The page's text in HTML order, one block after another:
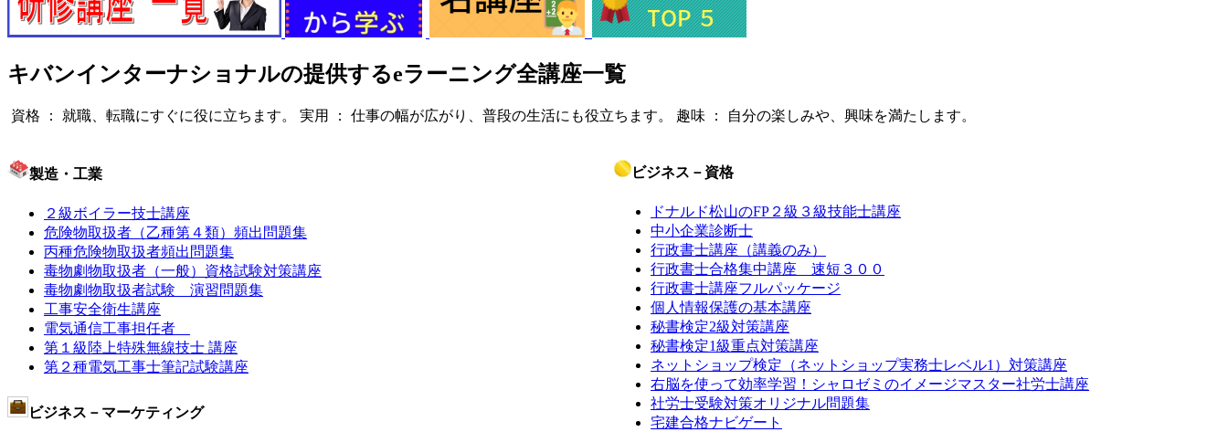
キバンインターナショナルの提供するeラーニング全講座一覧
資格 ： 就職、転職にすぐに役に立ちます。 実用 ： 仕事の幅が広がり、普段の生活にも役立ちます。 趣味 ： 自分の楽しみや、興味を満たします。
製造・工業
２級ボイラー技士講座
危険物取扱者（乙種第４類）頻出問題集
丙種危険物取扱者頻出問題集
毒物劇物取扱者（一般）資格試験対策講座
毒物劇物取扱者試験 演習問題集
工事安全衛生講座
電気通信工事担任者
第１級陸上特殊無線技士 講座
第２種電気工事士筆記試験講座
ビジネス－マーケティング
ビジネス－資格
ドナルド松山のFP２級３級技能士講座
中小企業診断士
行政書士講座（講義のみ）
行政書士合格集中講座 速短３００
行政書士講座フルパッケージ
個人情報保護の基本講座
秘書検定2級対策講座
秘書検定1級重点対策講座
ネットショップ検定（ネットショップ実務士レベル1）対策講座
右脳を使って効率学習！シャロゼミのイメージマスター社労士講座
社労士受験対策オリジナル問題集
宅建合格ナビゲート